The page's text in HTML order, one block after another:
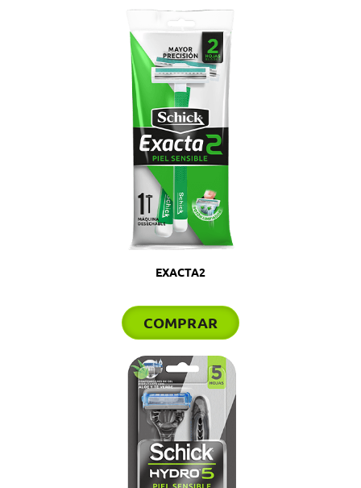
EXACTA2
COMPRAR